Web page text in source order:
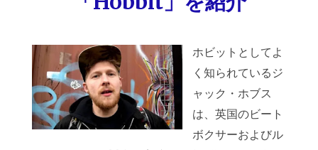
ホビットとしてよ
く知られているジ
ャック・ホブス
は、英国のビート
ボクサーおよびル